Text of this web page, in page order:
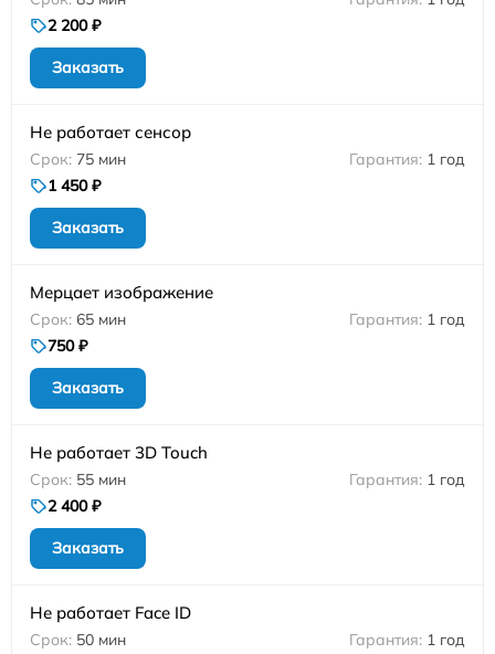
2 200 ₽
Заказать
Не работает сенсор
75 мин
1 год
1 450 ₽
Заказать
Мерцает изображение
65 мин
1 год
750 ₽
Заказать
Не работает 3D Touch
55 мин
1 год
2 400 ₽
Заказать
Не работает Face ID
50 мин
1 год